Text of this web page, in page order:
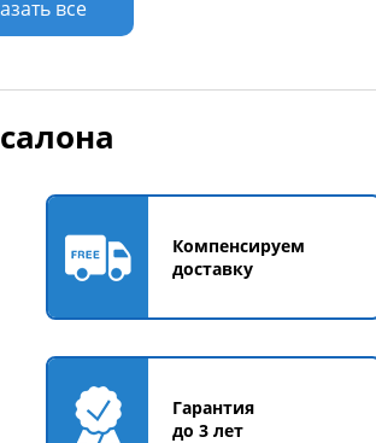
Зеленый
Оранжевый
все
Компенсируем
доставку
Гарантия
до 3 лет